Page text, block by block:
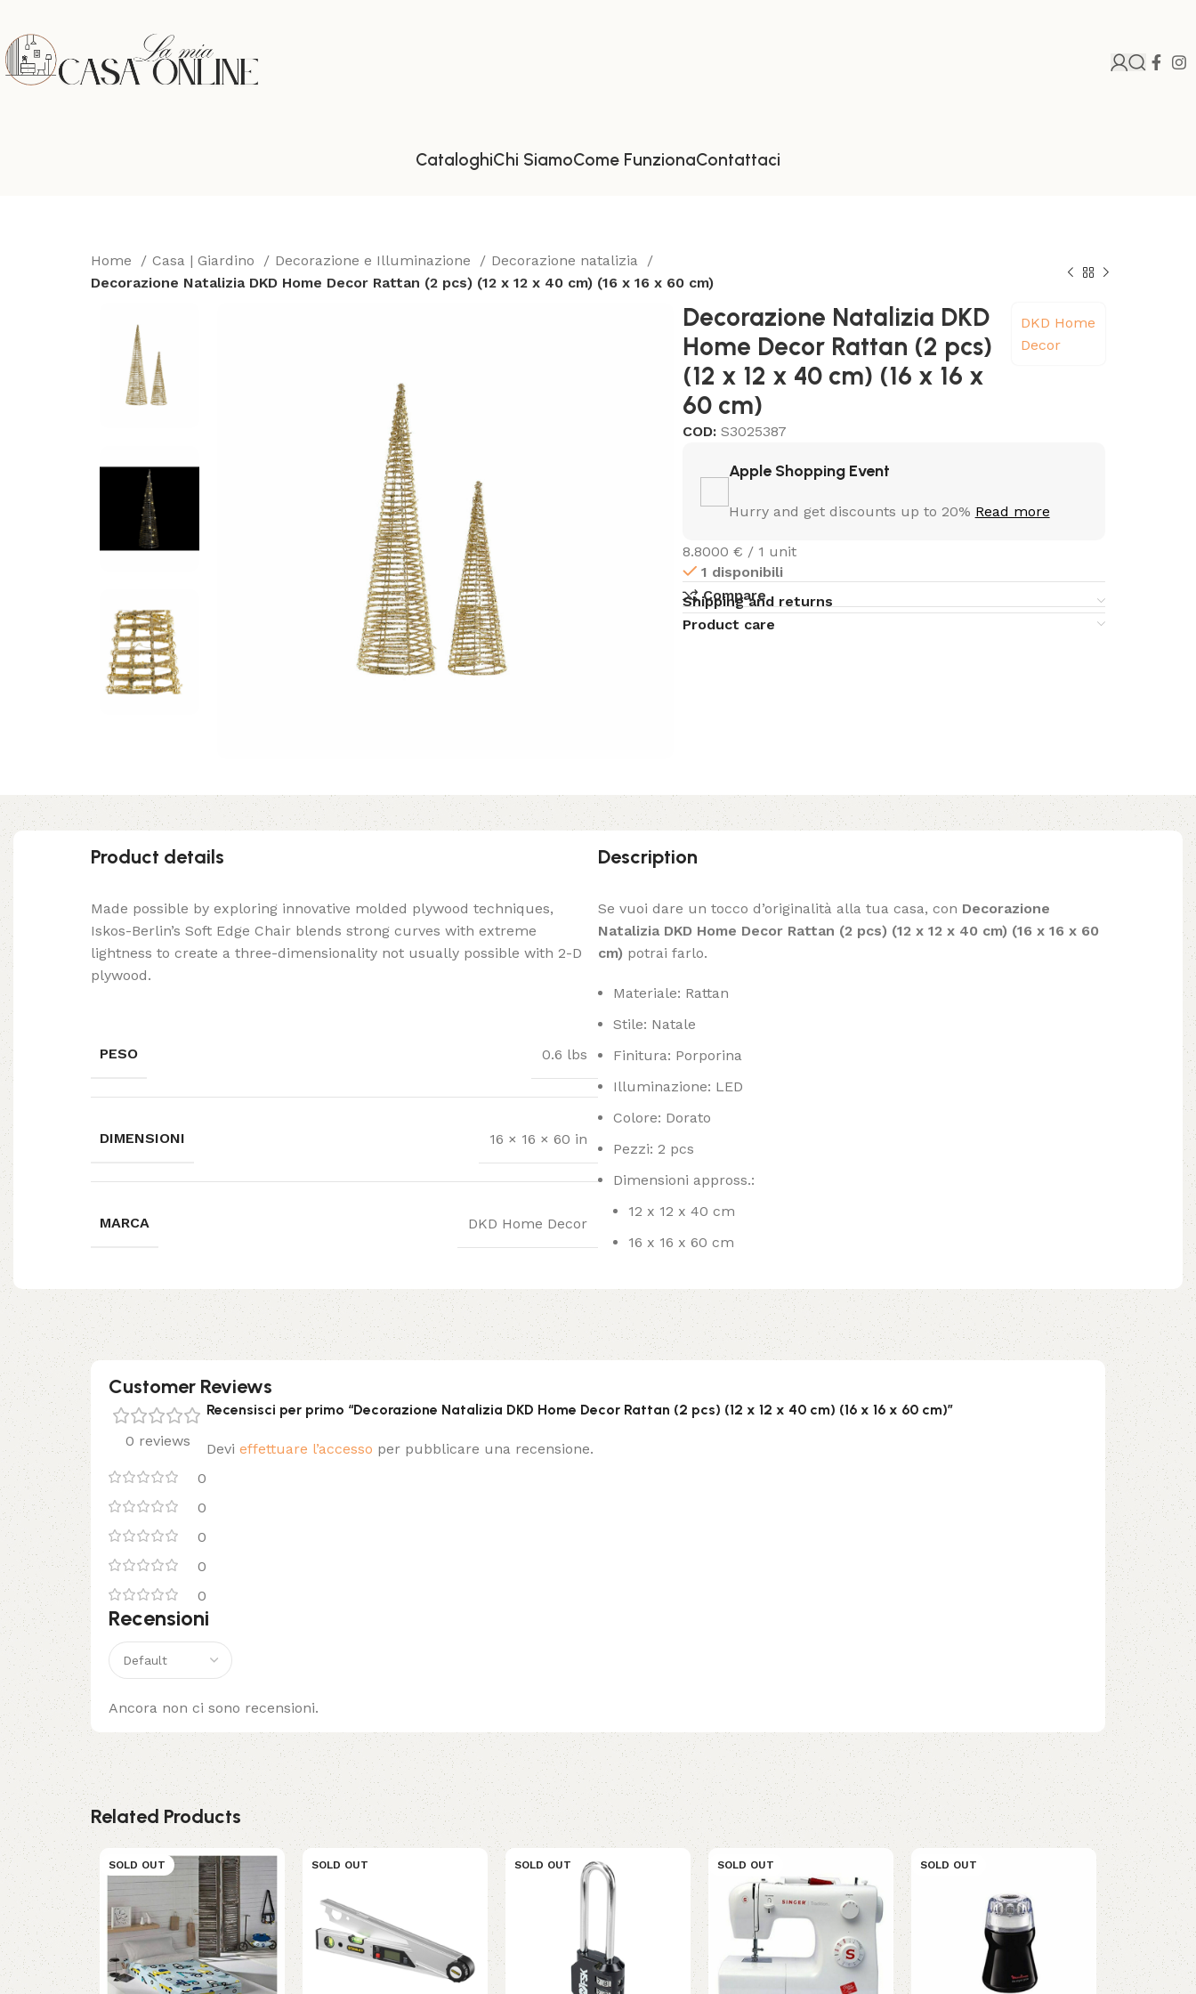
CataloghiChi SiamoCome FunzionaContattaci
Home Casa | Giardino Decorazione e Illuminazione
Decorazione natalizia
Decorazione Natalizia DKD Home Decor Rattan (2 pcs) (12 x 12 x 40 cm) (16 x 16 x 60 cm)
Decorazione Natalizia DKD
Home Decor Rattan (2 pcs)
(12 x 12 x 40 cm) (16 x 16 x
60 cm)
DKD Home
Decor
COD: S3025387
Apple Shopping Event
Hurry and get discounts up to 20% Read more
8.8000 € / 1 unit
1 disponibili
Compare
Shipping and returns
Product care
Product details
Made possible by exploring innovative molded plywood techniques,
Iskos-Berlin’s Soft Edge Chair blends strong curves with extreme
lightness to create a three-dimensionality not usually possible with 2-D
plywood.
PESO 0.6 lbs
DIMENSIONI 16 × 16 × 60 in
MARCA DKD Home Decor
Description
Se vuoi dare un tocco d’originalità alla tua casa, con Decorazione
Natalizia DKD Home Decor Rattan (2 pcs) (12 x 12 x 40 cm) (16 x 16 x 60
cm) potrai farlo.
Materiale: Rattan
Stile: Natale
Finitura: Porporina
Illuminazione: LED
Colore: Dorato
Pezzi: 2 pcs
Dimensioni appross.:
12 x 12 x 40 cm
16 x 16 x 60 cm
Customer Reviews
0 reviews
0
0
0
0
0
Recensioni
Ancora non ci sono recensioni.
Recensisci per primo “Decorazione Natalizia DKD Home Decor Rattan (2 pcs) (12 x 12 x 40 cm) (16 x 16 x 60 cm)”
Devi effettuare l’accesso per pubblicare una recensione.
Related Products
SOLD OUT SOLD OUT SOLD OUT SOLD OUT SOLD OUT SOLD OUT